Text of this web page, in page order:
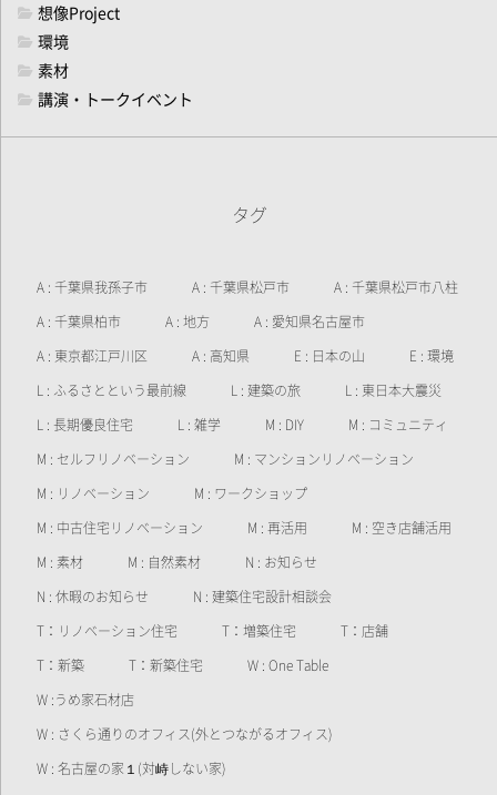
想像Project
環境
素材
講演・トークイベント
タグ
A : 千葉県我孫子市 A : 千葉県松戸市 A : 千葉県松戸市八柱
A : 千葉県柏市 A : 地方 A : 愛知県名古屋市
A : 東京都江戸川区 A : 高知県 E : 日本の山 E : 環境
L : ふるさとという最前線 L : 建築の旅 L : 東日本大震災
L : 長期優良住宅 L : 雑学 M : DIY M : コミュニティ
M : セルフリノベーション M : マンションリノベーション
M : リノベーション M : ワークショップ
M : 中古住宅リノベーション M : 再活用 M : 空き店舗活用
M : 素材 M : 自然素材 N : お知らせ
N : 休暇のお知らせ N : 建築住宅設計相談会
T：リノベーション住宅 T：増築住宅 T：店舗
T：新築 T：新築住宅 W : One Table
W :うめ家石材店
W : さくら通りのオフィス(外とつながるオフィス)
W : 名古屋の家１(対峙しない家)